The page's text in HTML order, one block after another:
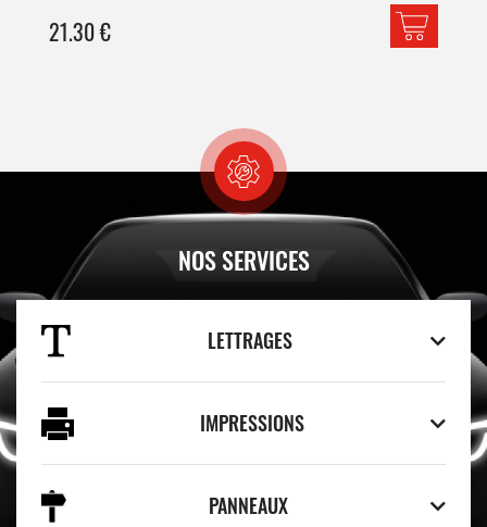
21.30€
NOS SERVICES
LETTRAGES
IMPRESSIONS
PANNEAUX